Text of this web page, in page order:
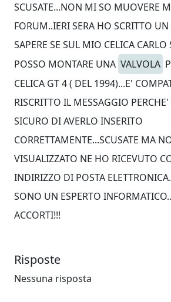
SCUSATE...NON MI SO MUOVERE
FORUM..IERI SERA HO SCRITTO
SAPERE SE SUL MIO CELICA
POSSO MONTARE UNA VALVOLA
CELICA GT 4 ( DEL 1994)...E'
RISCRITTO IL MESSAGGIO
SICURO DI AVERLO INSERITO
CORRETTAMENTE...SCUSATE MA
VISUALIZZATO NE HO RICEVUTO
INDIRIZZO DI POSTA
SONO UN ESPERTO
ACCORTI!!!
Risposte
Nessuna risposta